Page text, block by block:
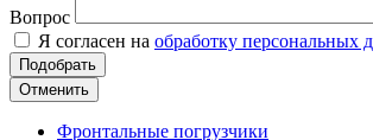
Вопрос
Я согласен на обработку персональных
Отменить
Фронтальные погрузчики